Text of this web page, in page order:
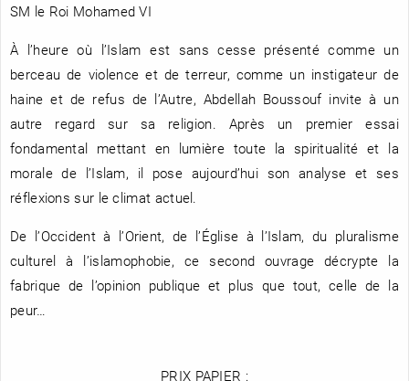
SM le Roi Mohamed VI
À l’heure où l’Islam est sans cesse présenté comme un
berceau de violence et de terreur, comme un instigateur de
haine et de refus de l’Autre, Abdellah Boussouf invite à un
autre regard sur sa religion. Après un premier essai
fondamental mettant en lumière toute la spiritualité et la
morale de l’Islam, il pose aujourd’hui son analyse et ses
réflexions sur le climat actuel.
De l’Occident à l’Orient, de l’Église à l’Islam, du pluralisme
culturel à l’islamophobie, ce second ouvrage décrypte la
fabrique de l’opinion publique et plus que tout, celle de la
peur…
PRIX PAPIER :